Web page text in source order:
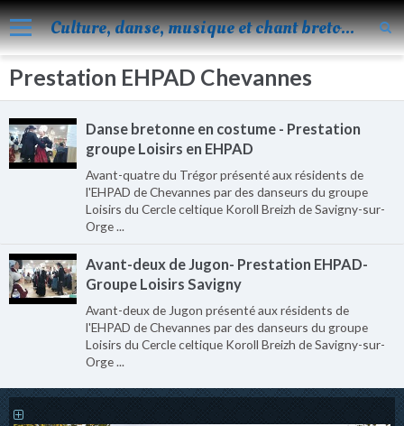
Culture, danse, musique et chant bretons
Accueil
Blog
Les évènements
Vidéos
Vie de KOROLL
Contact
Prestation EHPAD Chevannes
Danse bretonne en costume - Prestation
groupe Loisirs en EHPAD
Avant-quatre du Trégor présenté aux résidents de
l'EHPAD de Chevannes par des danseurs du groupe
Loisirs du Cercle celtique Koroll Breizh de Savigny-sur-
Orge ...
Avant-deux de Jugon- Prestation EHPAD-
Groupe Loisirs Savigny
Avant-deux de Jugon présenté aux résidents de
l'EHPAD de Chevannes par des danseurs du groupe
Loisirs du Cercle celtique Koroll Breizh de Savigny-sur-
Orge ...